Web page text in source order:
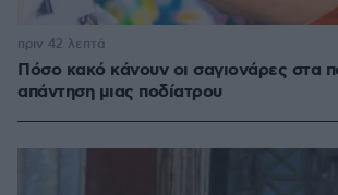
Πόσο κακό κάνουν οι σαγιονάρες στα
απάντηση μιας ποδίατρου
πριν 42 λεπτά